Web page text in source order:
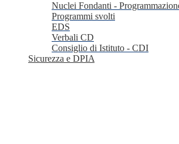
Nuclei Fondanti -
Programmi svolti
EDS
Verbali CD
Consiglio di Istituto - CDI
Sicurezza e DPIA